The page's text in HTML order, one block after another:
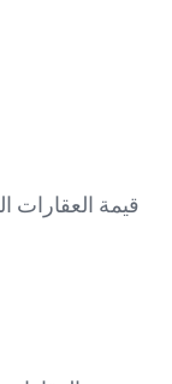
قيمة العقارات